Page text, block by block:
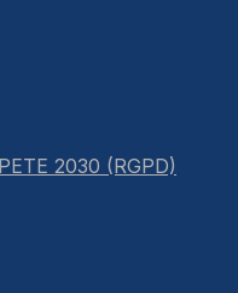
2030 (RGPD)